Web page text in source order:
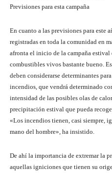
Previsiones para esta campaña
En cuanto a las previsiones para este
registradas en toda la comunidad en
afronta el inicio de la campaña
combustibles vivos bastante bueno.
deben considerarse determinantes
incendios, que vendrá determinado
intensidad de las posibles olas de
precipitación estival que pueda
«Los incendios tienen, casi siempre,
mano del hombre», ha insistido.
De ahí la importancia de extremar la
aquellas igniciones que tienen su